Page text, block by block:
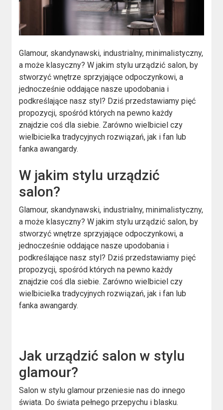
Glamour, skandynawski, industrialny, minimalistyczny,
a może klasyczny? W jakim stylu urządzić salon, by
stworzyć wnętrze sprzyjające odpoczynkowi, a
jednocześnie oddające nasze upodobania i
podkreślające nasz styl? Dziś przedstawiamy pięć
propozycji, spośród których na pewno każdy
znajdzie coś dla siebie. Zarówno wielbiciel czy
wielbicielka tradycyjnych rozwiązań, jak i fan lub
fanka awangardy.
W jakim stylu urządzić
salon?
Glamour, skandynawski, industrialny, minimalistyczny,
a może klasyczny? W jakim stylu urządzić salon, by
stworzyć wnętrze sprzyjające odpoczynkowi, a
jednocześnie oddające nasze upodobania i
podkreślające nasz styl? Dziś przedstawiamy pięć
propozycji, spośród których na pewno każdy
znajdzie coś dla siebie. Zarówno wielbiciel czy
wielbicielka tradycyjnych rozwiązań, jak i fan lub
fanka awangardy.
Jak urządzić salon w stylu
glamour?
Salon w stylu glamour przeniesie nas do innego
świata. Do świata pełnego przepychu i blasku.